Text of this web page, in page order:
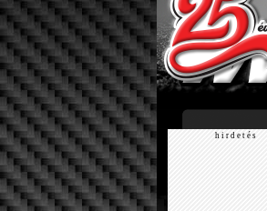
h i r d e t é s